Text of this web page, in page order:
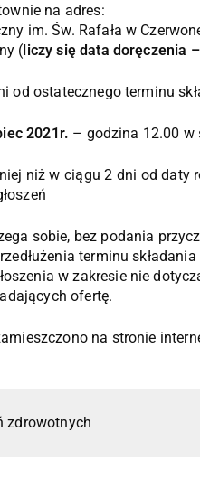
na adres:
im. Św. Rafała w
(liczy się data doręczenia
od ostatecznego terminu
2021r. – godzina 12.00 w
niż w ciągu 2 dni od daty
sobie, bez podania
terminu
w zakresie nie
ofertę.
na stronie
zdrowotnych